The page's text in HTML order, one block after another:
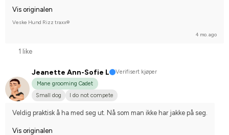
Vis originalen
Veske Hund Rizz traxx®
4 mo. ago
1 like
Jeanette Ann-Sofie L
Verifisert kjøper
Mane grooming Cadet
Small dog
I do not compete
Veldig praktisk å ha med seg ut. Nå som man ikke har jakke på seg.
Vis originalen